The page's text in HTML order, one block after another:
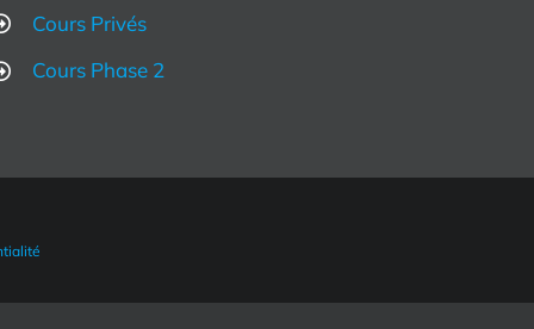
Cours Privés
Cours Phase 2